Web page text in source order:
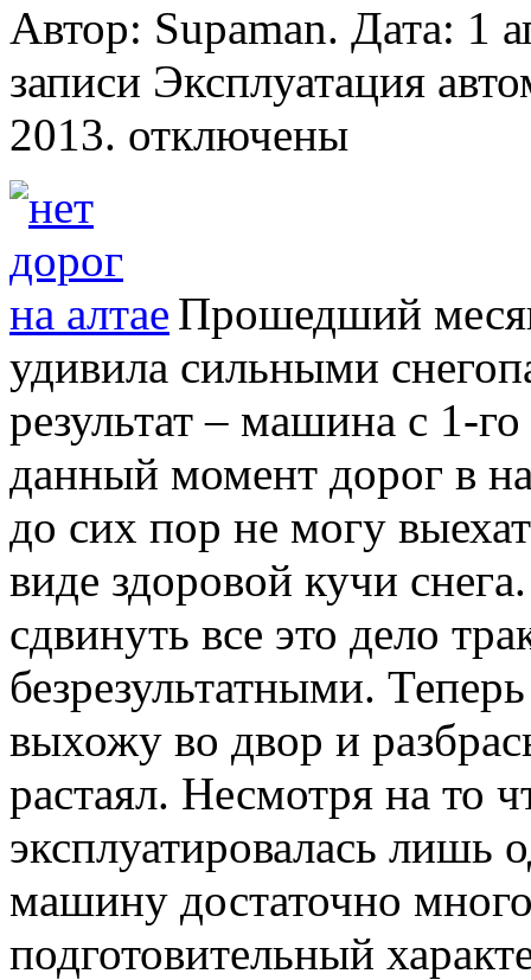
Автор: Supaman. Дата: 1
записи Эксплуатация
2013. отключены
Прошедший
удивила сильными
результат – машина с 1-
данный момент дорог в
до сих пор не могу
виде здоровой кучи
сдвинуть все это дело
безрезультатными.
выхожу во двор и
растаял. Несмотря на то
эксплуатировалась лишь
машину достаточно
подготовительный